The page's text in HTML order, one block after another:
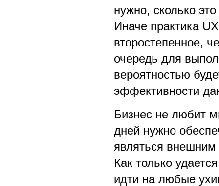
нужно, сколько
Иначе практика
второстепенное,
очередь для
вероятностью
эффективности
Бизнес не любит
дней нужно
являться
Как только
идти на любые